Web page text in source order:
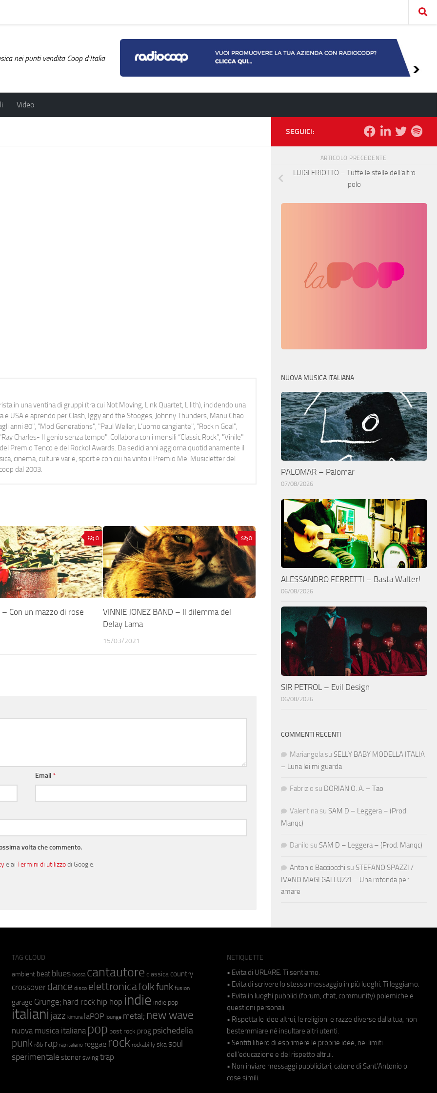
nei punti vendita Coop d'Italia
Video
in una ventina di gruppi (tra cui Not Moving, Link Quartet, Lilith), incidendo una
USA e aprendo per Clash, Iggy and the Stooges, Johnny Thunders, Manu Chao
anni 80", "Mod Generations", "Paul Weller, L’uomo cangiante", "Rock n Goal",
Charles- Il genio senza tempo". Collabora con i mensili “Classic Rock”, "Vinile"
Premio Tenco e del Rockol Awards. Da sedici anni aggiorna quotidianamente il
cinema, culture varie, sport e con cui ha vinto il Premio Mei Musicletter del
dal 2003.
0
– Con un mazzo di rose
0
VINNIE JONEZ BAND – Il dilemma del
Delay Lama
15/03/2021
Email*
volta che commento.
e ai Termini di utilizzodi Google.
SEGUICI:
ARTICOLO PRECEDENTE
LUIGI FRIOTTO – Tutte le stelle dell’altro
polo
NUOVA MUSICA ITALIANA
PALOMAR – Palomar
07/08/2026
ALESSANDRO FERRETTI – Basta Walter!
06/08/2026
SIR PETROL – Evil Design
06/08/2026
COMMENTI RECENTI
Mariangela su SELLY BABY MODELLA ITALIA
– Luna lei mi guarda
Fabrizio su DORIAN O. A. – Tao
Valentina su SAM D – Leggera – (Prod.
Manqc)
Danilo su SAM D – Leggera – (Prod. Manqc)
Antonio Bacciocchi su STEFANO SPAZZI /
IVANO MAGI GALLUZZI – Una rotonda per
amare
TAG CLOUD
ambient beat blues bossa cantautore classica country
crossover dance disco elettronicafolkfunk fusion
garage Grunge; hard rock hip hop indie indie pop
italiani jazz kimura laPOP lounge metal; new wave
nuova musica italiana pop post rock prog psichedelia
punk r&b rap rap italiano reggae rock rockabilly ska soul
sperimentale stoner swing trap
NETIQUETTE
• Evita di URLARE. Ti sentiamo.
• Evita di scrivere lo stesso messaggio in più luoghi. Ti leggiamo.
• Evita in luoghi pubblici (forum, chat, community) polemiche e
questioni personali.
• Rispetta le idee altrui, le religioni e razze diverse dalla tua, non
bestemmiare né insultare altri utenti.
• Sentiti libero di esprimere le proprie idee, nei limiti
dell'educazione e del rispetto altrui.
• Non inviare messaggi pubblicitari, catene di Sant'Antonio o
cose simili.